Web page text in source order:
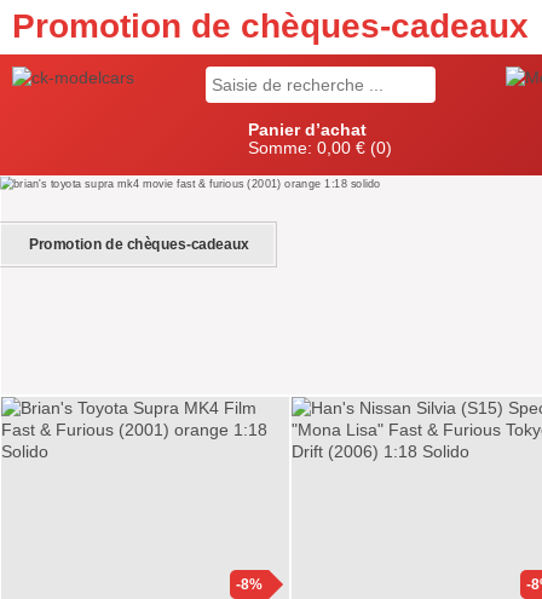
Promotion de chèques-cadeaux
Panier d’achat
Somme: 0,00 € (0)
Promotion de chèques-cadeaux
DTM champion 2025
-8% -